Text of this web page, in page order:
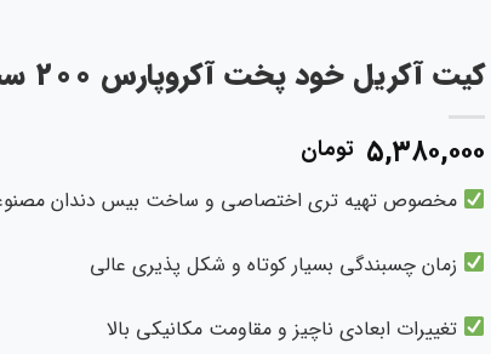
کیت آکریل خود پخت آکروپارس 200 ست قاشقک
۵,۳۸۰,۰۰۰ تومان
مخصوص تهیه تری اختصاصی و ساخت بیس دندان
زمان چسبندگی بسیار کوتاه و شکل پذیری عالی
تغییرات ابعادی ناچیز و مقاومت مکانیکی بالا